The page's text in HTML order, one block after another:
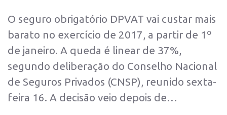
O seguro obrigatório DPVAT vai custar mais
barato no exercício de 2017, a partir de 1º
de janeiro. A queda é linear de 37%,
segundo deliberação do Conselho Nacional
de Seguros Privados (CNSP), reunido sexta-
feira 16. A decisão veio depois de…